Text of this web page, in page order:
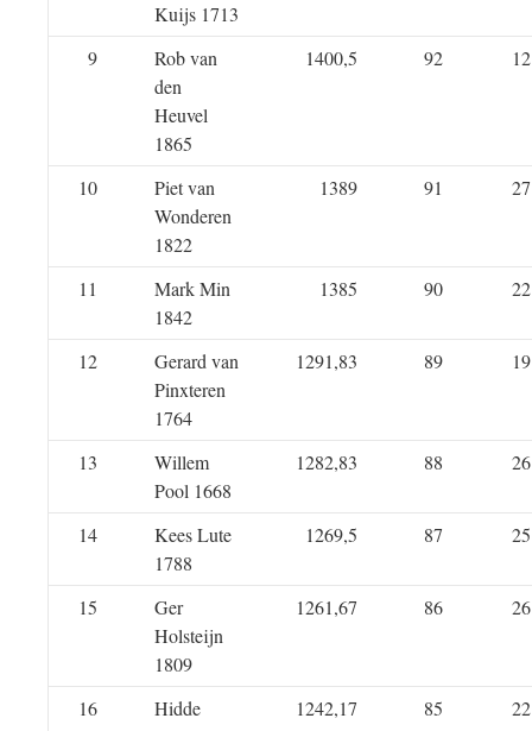
Kuijs 1713
9
Rob van
den
Heuvel
1865
1400,5 92 12
10
Piet van
Wonderen
1822
1389 91 27
11
Mark Min
1842
1385 90 22
12
Gerard van
Pinxteren
1764
1291,83 89 19
13
Willem
Pool 1668
1282,83 88 26
14
Kees Lute
1788
1269,5 87 25
15
Ger
Holsteijn
1809
1261,67 86 26
16
Hidde
1242,17 85 22